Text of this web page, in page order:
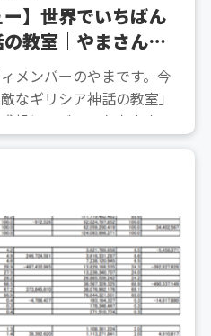
ー】世界でいちばん
教室｜やまさん｜
ィ
メンバーのやまです。今
なギリシア神話の教室」
想とレビューを書きまし
理由3.本から得た学び・
どう活かしたいか5.おす
加申込みはこちら！1.本